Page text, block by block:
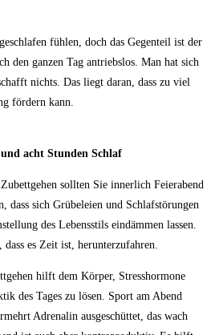
füh­len, doch das Gegen­teil ist der
den gan­zen Tag antriebs­los. Man hat sich
nichts. Das liegt dar­an, dass zu viel
för­dern kann.
acht Stun­den Schlaf
soll­ten Sie inner­lich Fei­er­abend
dass sich Grü­be­lei­en und Schlaf­stö­run­gen
des Lebens­stils ein­däm­men las­sen.
es Zeit ist, herunterzufahren.
hilft dem Kör­per, Stress­hor­mo­ne
des Tages zu lösen. Sport am Abend
Adre­na­lin aus­ge­schüt­tet, das wach